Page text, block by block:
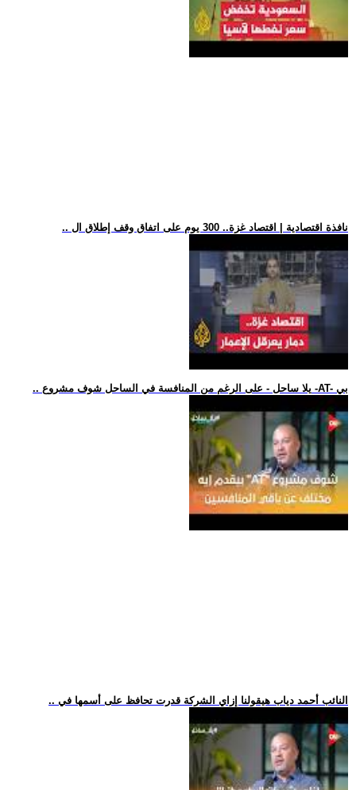
.. نافذة اقتصادية | اقتصاد غزة.. 300 يوم على اتفاق وقف إطلاق ال
.. يلا ساحل - على الرغم من المنافسة في الساحل شوف مشروع -AT- بي
.. النائب أحمد دياب هيقولنا إزاي الشركة قدرت تحافظ على أسمها في